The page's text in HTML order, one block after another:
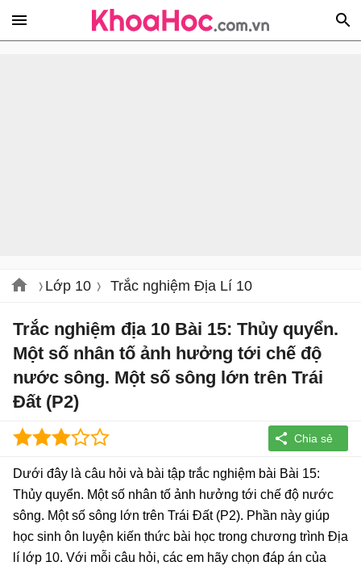
Lớp 10 Trắc nghiệm Địa Lí 10
Trắc nghiệm địa 10 Bài 15: Thủy quyển.
Một số nhân tố ảnh hưởng tới chế độ
nước sông. Một số sông lớn trên Trái
Đất (P2)
Dưới đây là câu hỏi và bài tập trắc nghiệm bài Bài 15:
Thủy quyển. Một số nhân tố ảnh hưởng tới chế độ nước
sông. Một số sông lớn trên Trái Đất (P2). Phần này giúp
học sinh ôn luyện kiến thức bài học trong chương trình Địa
lí lớp 10. Với mỗi câu hỏi, các em hãy chọn đáp án của